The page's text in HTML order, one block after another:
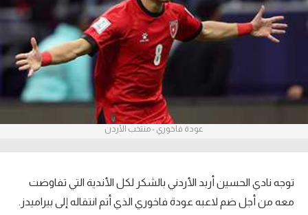
آراء حرة
بطولات
الدوري الإسباني
الدوري الإيطالي
عودة فاخوري - منتخب الأردن
توجه نادي الحسين أربد الأردني بالشكر لكل الأندية التي تفاوضت
معه من أجل ضم لاعبه عودة فاخوري الذي أتم انتقاله إلى بيراميدز.